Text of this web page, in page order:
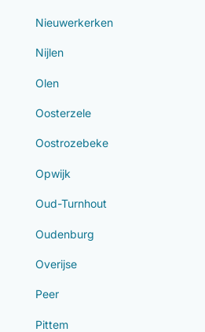
Nieuwerkerken
Nijlen
Olen
Oosterzele
Oostrozebeke
Opwijk
Oud-Turnhout
Oudenburg
Overijse
Peer
Pittem